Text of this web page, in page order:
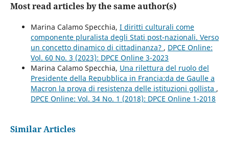
Most read articles by the same author(s)
Marina Calamo Specchia, I diritti culturali come
componente pluralista degli Stati post-nazionali. Verso
un concetto dinamico di cittadinanza? , DPCE Online:
Vol. 60 No. 3 (2023): DPCE Online 3-2023
Marina Calamo Specchia, Una rilettura del ruolo del
Presidente della Repubblica in Francia:da de Gaulle a
Macron la prova di resistenza delle istituzioni gollista ,
DPCE Online: Vol. 34 No. 1 (2018): DPCE Online 1-2018
Similar Articles